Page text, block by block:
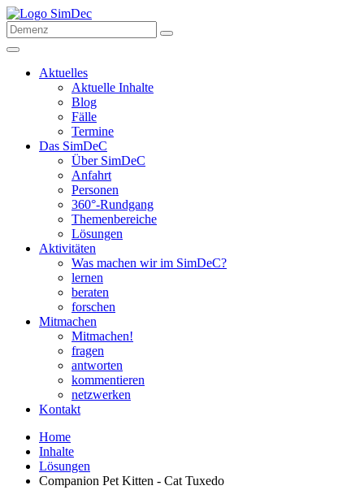
Aktuelles
Aktuelle Inhalte
Blog
Fälle
Termine
Das SimDeC
Über SimDeC
Anfahrt
Personen
360°-Rundgang
Themenbereiche
Lösungen
Aktivitäten
Was machen wir im SimDeC?
lernen
beraten
forschen
Mitmachen
Mitmachen!
fragen
antworten
kommentieren
netzwerken
Kontakt
Home
Inhalte
Lösungen
Companion Pet Kitten - Cat Tuxedo